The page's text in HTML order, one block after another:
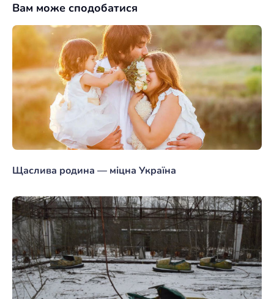
Вам може сподобатися
Щаслива родина — міцна Україна